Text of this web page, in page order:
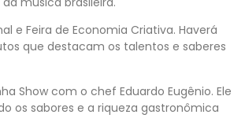
e Feira de Economia Criativa. Haverá
que destacam os talentos e saberes
Show com o chef Eduardo Eugênio. Ele
os sabores e a riqueza gastronômica